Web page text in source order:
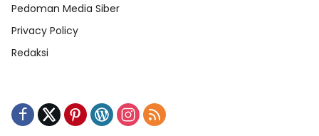
Pedoman Media Siber
Privacy Policy
Redaksi